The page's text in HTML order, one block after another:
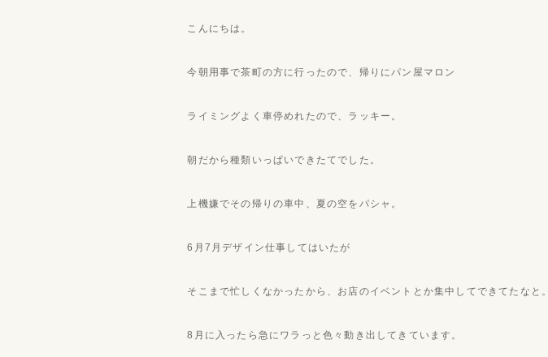
こんにちは。
今朝用事で茶町の方に行ったので、帰りにパン屋マロン
ライミングよく車停めれたので、ラッキー。
朝だから種類いっぱいできたてでした。
上機嫌でその帰りの車中、夏の空をパシャ。
6月7月デザイン仕事してはいたが
そこまで忙しくなかったから、お店のイベントとか集中してできてたなと。
8月に入ったら急にワラっと色々動き出してきています。